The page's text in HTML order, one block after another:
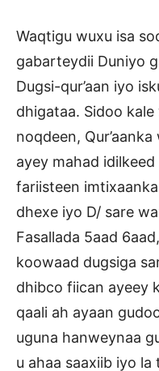
Waqtigu wuxu isa
gabarteydii Duniyo
Dugsi-qur’aan iyo
dhigataa. Sidoo
noqdeen,
ayey mahad
fariisteen
dhexe iyo D/ sare
Fasallada 5aad
koowaad dugsiga
dhibco fiican ayeey
qaali ah ayaan
uguna hanweynaa
u ahaa saaxiib iyo